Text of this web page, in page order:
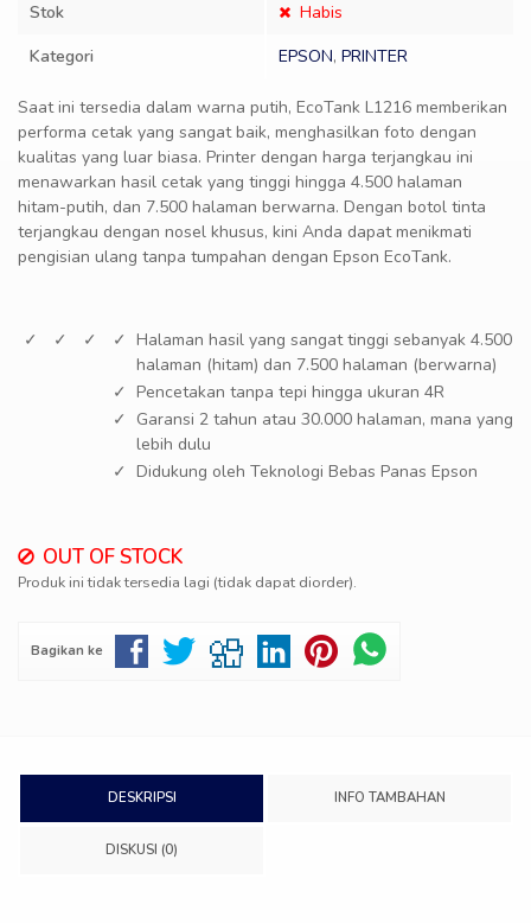
Stok
Habis
Kategori
EPSON, PRINTER
Saat ini tersedia dalam warna putih, EcoTank L1216 memberikan
performa cetak yang sangat baik, menghasilkan foto dengan
kualitas yang luar biasa. Printer dengan harga terjangkau ini
menawarkan hasil cetak yang tinggi hingga 4.500 halaman
hitam-putih, dan 7.500 halaman berwarna. Dengan botol tinta
terjangkau dengan nosel khusus, kini Anda dapat menikmati
pengisian ulang tanpa tumpahan dengan Epson EcoTank.
Halaman hasil yang sangat tinggi sebanyak 4.500
halaman (hitam) dan 7.500 halaman (berwarna)
Pencetakan tanpa tepi hingga ukuran 4R
Garansi 2 tahun atau 30.000 halaman, mana yang
lebih dulu
Didukung oleh Teknologi Bebas Panas Epson
OUT OF STOCK
Produk ini tidak tersedia lagi (tidak dapat diorder).
Bagikan ke
DESKRIPSI INFO TAMBAHAN
DISKUSI (0)